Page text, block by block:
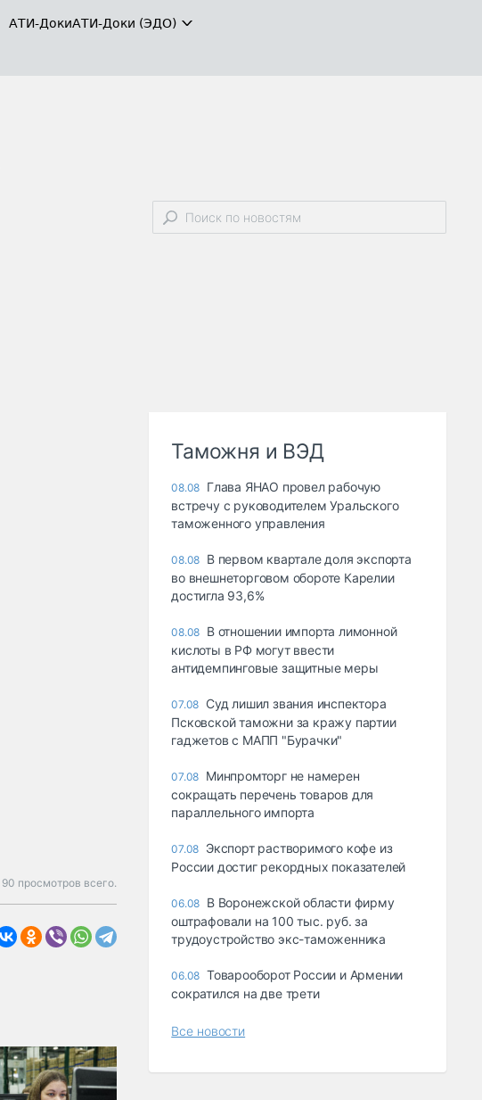
АТИ-ДокиАТИ-Доки (ЭДО)
90 просмотров всего.
Таможня и ВЭД
08.08 Глава ЯНАО провел рабочую
встречу с руководителем Уральского
таможенного управления
08.08 В первом квартале доля экспорта
во внешнеторговом обороте Карелии
достигла 93,6%
08.08 В отношении импорта лимонной
кислоты в РФ могут ввести
антидемпинговые защитные меры
07.08 Суд лишил звания инспектора
Псковской таможни за кражу партии
гаджетов с МАПП "Бурачки"
07.08 Минпромторг не намерен
сокращать перечень товаров для
параллельного импорта
07.08 Экспорт растворимого кофе из
России достиг рекордных показателей
06.08 В Воронежской области фирму
оштрафовали на 100 тыс. руб. за
трудоустройство экс-таможенника
06.08 Товарооборот России и Армении
сократился на две трети
Все новости